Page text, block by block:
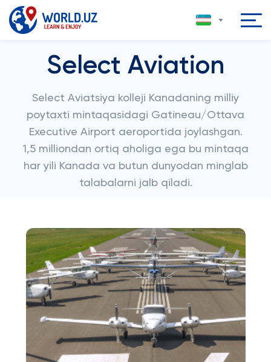
Select Aviation
Select Aviatsiya kolleji Kanadaning milliy
poytaxti mintaqasidagi Gatineau/Ottava
Executive Airport aeroportida joylashgan.
1,5 milliondan ortiq aholiga ega bu mintaqa
har yili Kanada va butun dunyodan minglab
talabalarni jalb qiladi.